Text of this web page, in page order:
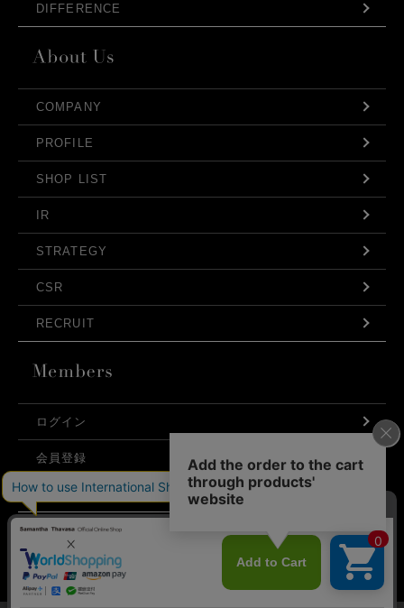
DIFFERENCE
COMPANY
PROFILE
SHOP LIST
IR
STRATEGY
CSR
RECRUIT
ログイン
会員登録
利用規約
お問い合わせ
プライバシーポリシー
弊社はCookieを利用し、Webの利便性向上に努め
ております。「承諾する」をクリックしていただ
くと、お客様に最適な内容を提供することが可能
承諾する